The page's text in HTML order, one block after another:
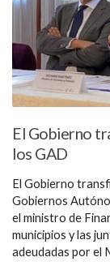
El Gobierno
los GAD
El Gobierno
Gobiernos
el ministro de
municipios y las
adeudadas por el